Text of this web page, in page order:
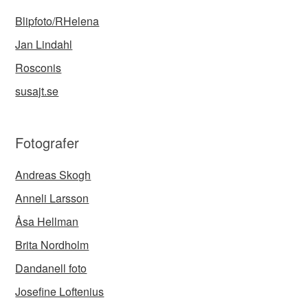
Blipfoto/RHelena
Jan Lindahl
Rosconis
susajt.se
Fotografer
Andreas Skogh
Anneli Larsson
Åsa Hellman
Brita Nordholm
Dandanell foto
Josefine Loftenius